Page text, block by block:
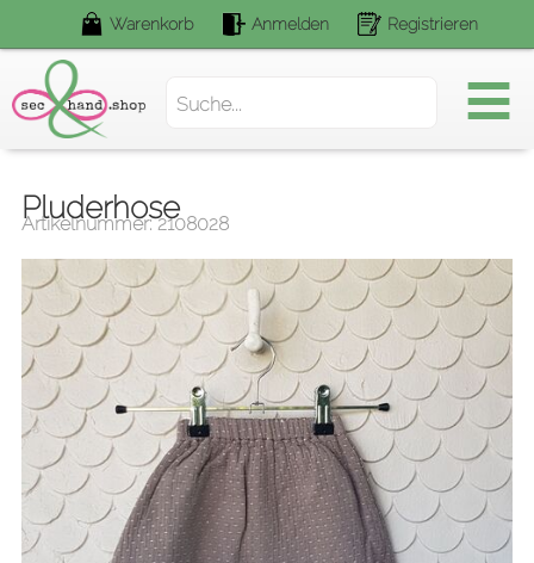
Warenkorb Anmelden Registrieren
Pluderhose
Artikelnummer: 2108028